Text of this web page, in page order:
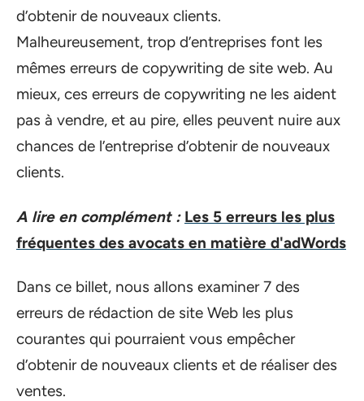
d’obtenir de nouveaux clients.
Malheureusement, trop d’entreprises font les
mêmes erreurs de copywriting de site web. Au
mieux, ces erreurs de copywriting ne les aident
pas à vendre, et au pire, elles peuvent nuire aux
chances de l’entreprise d’obtenir de nouveaux
clients.
A lire en complément : Les 5 erreurs les plus
fréquentes des avocats en matière d'adWords
Dans ce billet, nous allons examiner 7 des
erreurs de rédaction de site Web les plus
courantes qui pourraient vous empêcher
d’obtenir de nouveaux clients et de réaliser des
ventes.